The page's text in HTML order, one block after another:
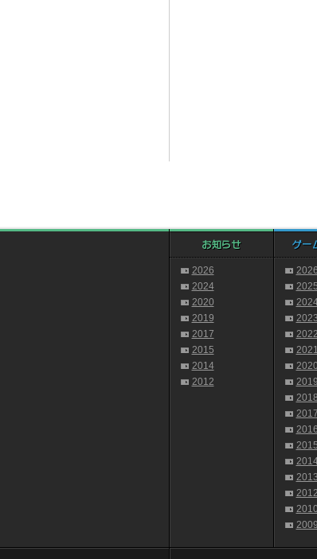
2026
2024
2020
2019
2017
2015
2014
2012
2026
2025
2023
2022
2021
2020
2019
2018
2017
2016
2015
2013
2012
2010
2009